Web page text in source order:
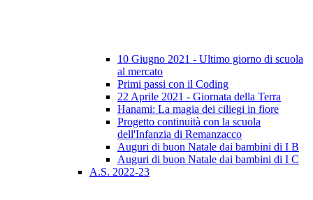
10 Giugno 2021 - Ultimo giorno di scuola
al mercato
Primi passi con il Coding
22 Aprile 2021 - Giornata della Terra
Hanami: La magia dei ciliegi in fiore
Progetto continuità con la scuola
dell'Infanzia di Remanzacco
Auguri di buon Natale dai bambini di I B
Auguri di buon Natale dai bambini di I C
A.S. 2022-23